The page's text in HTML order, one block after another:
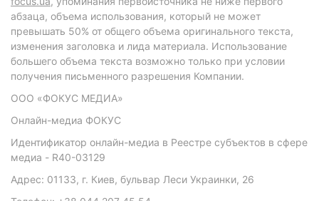
абзаца, объема использования, который не может
превышать 50% от общего объема оригинального текста,
изменения заголовка и лида материала. Использование
большего объема текста возможно только при условии
получения письменного разрешения Компании.
ООО «ФОКУС МЕДИА»
Онлайн-медиа ФОКУС
Идентификатор онлайн-медиа в Реестре субъектов в сфере
медиа - R40-03129
Адрес: 01133, г. Киев, бульвар Леси Украинки, 26